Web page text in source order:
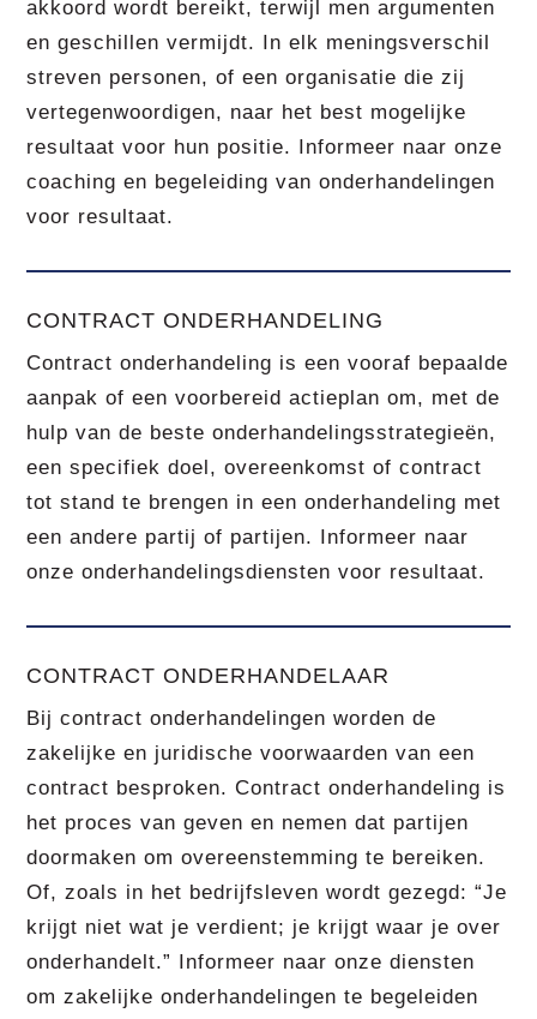
akkoord wordt bereikt, terwijl men argumenten
en geschillen vermijdt. In elk meningsverschil
streven personen, of een organisatie die zij
vertegenwoordigen, naar het best mogelijke
resultaat voor hun positie. Informeer naar onze
coaching en begeleiding van onderhandelingen
voor resultaat.
CONTRACT ONDERHANDELING
Contract onderhandeling is een vooraf bepaalde
aanpak of een voorbereid actieplan om, met de
hulp van de beste onderhandelingsstrategieën,
een specifiek doel, overeenkomst of contract
tot stand te brengen in een onderhandeling met
een andere partij of partijen. Informeer naar
onze onderhandelingsdiensten voor resultaat.
CONTRACT ONDERHANDELAAR
Bij contract onderhandelingen worden de
zakelijke en juridische voorwaarden van een
contract besproken. Contract onderhandeling is
het proces van geven en nemen dat partijen
doormaken om overeenstemming te bereiken.
Of, zoals in het bedrijfsleven wordt gezegd: “Je
krijgt niet wat je verdient; je krijgt waar je over
onderhandelt.” Informeer naar onze diensten
om zakelijke onderhandelingen te begeleiden